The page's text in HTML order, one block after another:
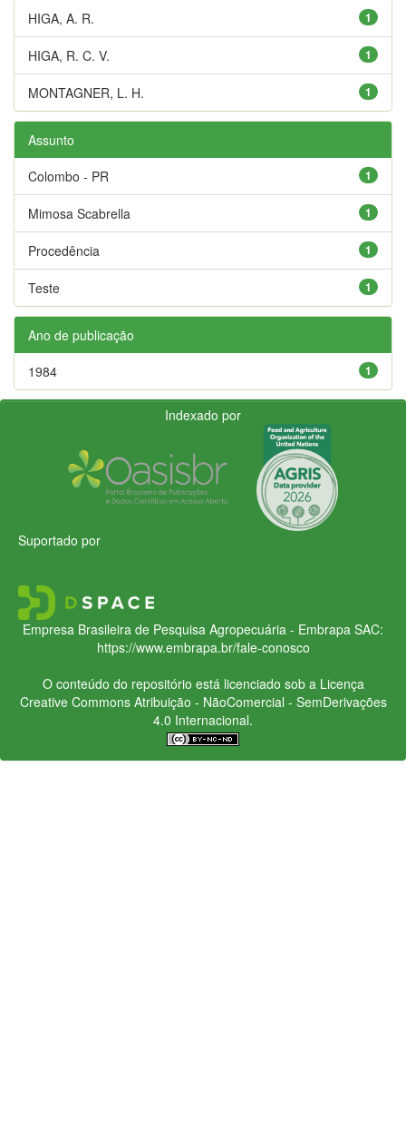
1
HIGA, A. R.
1
HIGA, R. C. V.
1
MONTAGNER, L. H.
Assunto
1
Colombo - PR
1
Mimosa Scabrella
1
Procedência
1
Teste
Ano de publicação
1
1984
Indexado por
Suportado por
Empresa Brasileira de Pesquisa Agropecuária - Embrapa SAC:
https://www.embrapa.br/fale-conosco
O conteúdo do repositório está licenciado sob a Licença
Creative CommonsAtribuição - NãoComercial - SemDerivações
4.0 Internacional.